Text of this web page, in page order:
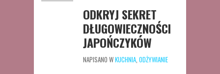
ODKRYJ SEKRET
DŁUGOWIECZNOŚCI
JAPOŃCZYKÓW
NAPISANO WKUCHNIA, ODŻYWIANIE